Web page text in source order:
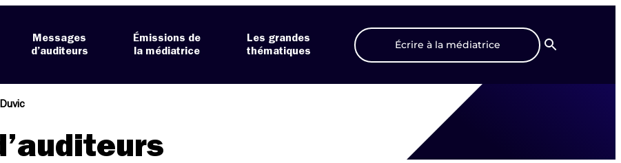
Messages
d’auditeurs
Émissions de
la médiatrice
Les grandes
thématiques
Écrire à la médiatrice
Recherche